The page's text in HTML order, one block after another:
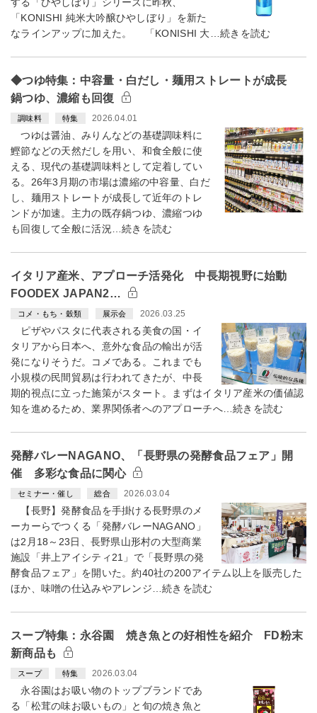
「KONISHI 純米大吟醸ひやしぼり」を新た
なラインアップに加えた。 「KONISHI 大…続きを読む
◆つゆ特集：中容量・白だし・麺用ストレートが成長
鍋つゆ、濃縮も回復
調味料 特集 2026.04.01
つゆは醤油、みりんなどの基礎調味料に
鰹節などの天然だしを用い、和食全般に使
える、現代の基礎調味料として定着してい
る。26年3月期の市場は濃縮の中容量、白だ
し、麺用ストレートが成長して近年のトレ
ンドが加速。主力の既存鍋つゆ、濃縮つゆ
も回復して全般に活況…続きを読む
イタリア産米、アプローチ活発化 中長期視野に始動
FOODEX JAPAN2…
コメ・もち・穀類 展示会 2026.03.25
ピザやパスタに代表される美食の国・イ
タリアから日本へ、意外な食品の輸出が活
発になりそうだ。コメである。これまでも
小規模の民間貿易は行われてきたが、中長
期的視点に立った施策がスタート。まずはイタリア産米の価値認
知を進めるため、業界関係者へのアプローチへ…続きを読む
発酵バレーNAGANO、「長野県の発酵食品フェア」開
催 多彩な食品に関心
セミナー・催し 総合 2026.03.04
【長野】発酵食品を手掛ける長野県のメ
ーカーらでつくる「発酵バレーNAGANO」
は2月18～23日、長野県山形村の大型商業
施設「井上アイシティ21」で「長野県の発
酵食品フェア」を開いた。約40社の200アイテム以上を販売した
ほか、味噌の仕込みやアレンジ…続きを読む
スープ特集：永谷園 焼き魚との好相性を紹介 FD粉末
新商品も
スープ 特集 2026.03.04
永谷園はお吸い物のトップブランドであ
る「松茸の味お吸いもの」と旬の焼き魚と